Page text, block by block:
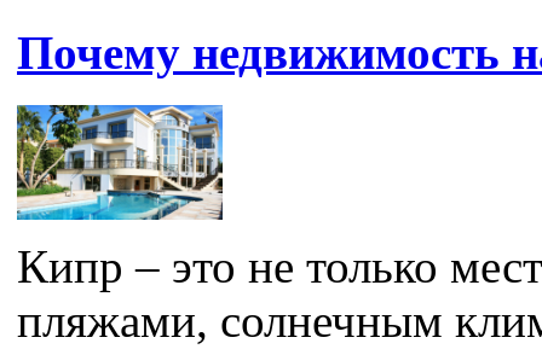
Почему недвижимость
Кипр – это не только
пляжами, солнечным